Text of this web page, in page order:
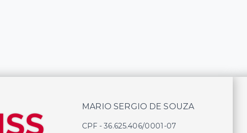
MARIO SERGIO DE SOUZA
CPF -36.625.406/0001-07